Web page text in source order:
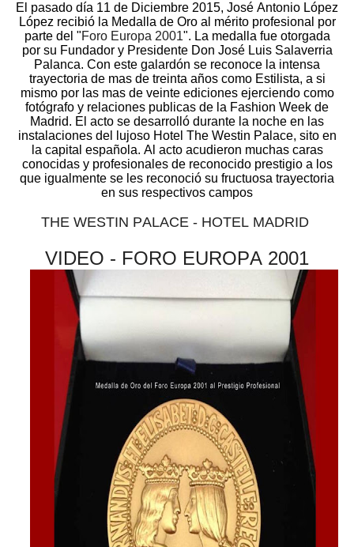
E l pasado día 11 de Diciembre 2015, José Antonio López
López recibió la Medalla de Oro al mérito profesional por
parte del "Foro Europa 2001". La medalla fue otorgada
por su Fundador y Presidente Don José Luis Salaverria
Palanca. Con este galardón se reconoce la intensa
trayectoria de mas de treinta años como Estilista, a si
mismo por las mas de veinte ediciones ejerciendo como
fotógrafo y relaciones publicas de la Fashion Week de
Madrid. El acto se desarrolló durante la noche en las
instalaciones del lujoso Hotel The Westin Palace, sito en
la capital española. Al acto acudieron muchas caras
conocidas y profesionales de reconocido prestigio a los
que igualmente se les reconoció su fructuosa trayectoria
en sus respectivos campos
THE WESTIN PALACE - HOTEL MADRID
VIDEO - FORO EUROPA 2001